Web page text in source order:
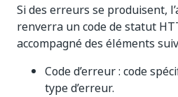
Si des erreurs se produisent,
renverra un code de statut
accompagné des éléments
Code d’erreur : code
type d’erreur.